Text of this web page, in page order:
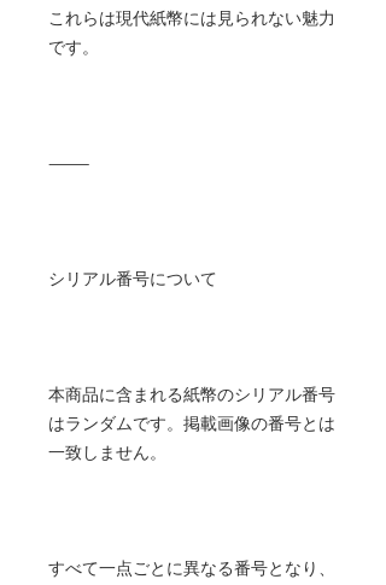
これらは現代紙幣には見られない魅力
です。
⸻
シリアル番号について
本商品に含まれる紙幣のシリアル番号
はランダムです。掲載画像の番号とは
一致しません。
すべて一点ごとに異なる番号となり、